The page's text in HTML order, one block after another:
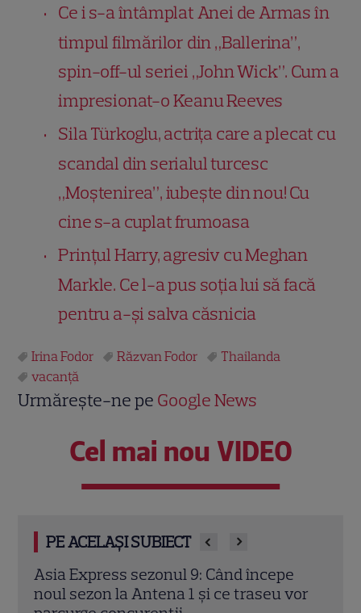
Ce i s-a întâmplat Anei de Armas în
timpul filmărilor din „Ballerina”,
spin-off-ul seriei „John Wick”. Cum a
impresionat-o Keanu Reeves
Sila Türkoglu, actrița care a plecat cu
scandal din serialul turcesc
„Moștenirea”, iubește din nou! Cu
cine s-a cuplat frumoasa
Prințul Harry, agresiv cu Meghan
Markle. Ce l-a pus soția lui să facă
pentru a-și salva căsnicia
Irina Fodor Răzvan Fodor
Thailanda
vacanţă
Urmărește-ne pe Google News
Cel mai nou VIDEO
PE ACELAȘI SUBIECT
Irina Fodor, despre secretele din spatele
unei familii perfecte. Cine impune